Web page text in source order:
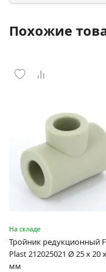
Похожие
На складе
Тройник редукционный
Plast 212025021 Ø 25 х 20
мм